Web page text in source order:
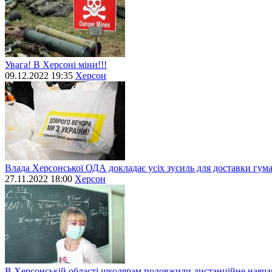
Увага! В Херсоні міни!!!
09.12.2022 19:35 Херсон
Влада Херсонської ОДА докладає усіх зусиль для доставки
27.11.2022 18:00 Херсон